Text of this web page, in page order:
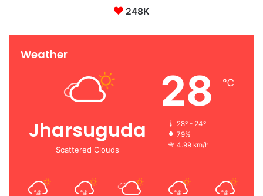
248K
Weather
Jharsuguda
Scattered Clouds
28 ℃
28º - 24º
79%
4.99 km/h